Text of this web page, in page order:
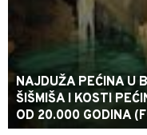
NAJDUŽA PEĆINA U
ŠIŠMIŠA I KOSTI
OD 20.000 GODINA